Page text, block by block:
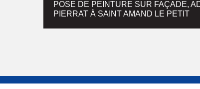
POSE DE PEINTURE SUR FAÇADE,
PIERRAT À SAINT AMAND LE PETIT